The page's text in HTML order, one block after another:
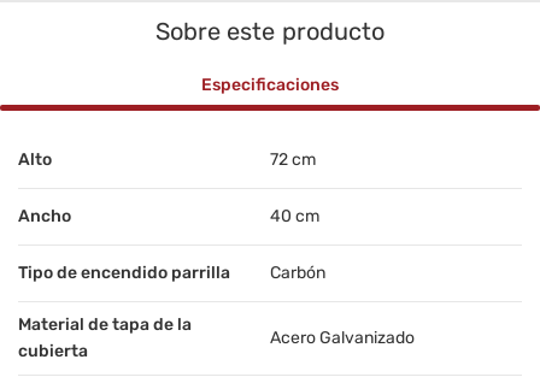
Sobre este producto
Especificaciones
Alto 72 cm
Ancho 40 cm
Tipo de encendido parrilla Carbón
Material de tapa de la
cubierta
Acero Galvanizado